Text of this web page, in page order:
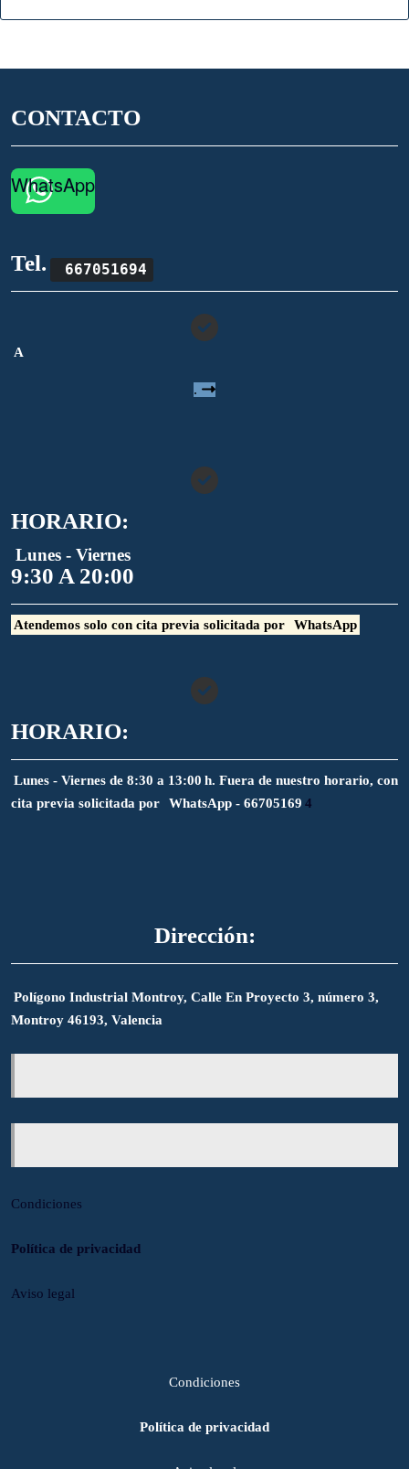
CONTACTO
WhatsApp
Tel. 667051694
A
.
HORARIO:
Lunes - Viernes
9:30 A 20:00
Atendemos solo con cita previa solicitada por WhatsApp
HORARIO:
Lunes - Viernes de 8:30 a 13:00 h. Fuera de nuestro horario, con
cita previa solicitada por
WhatsApp - 66705169 4
Dirección:
Polígono Industrial Montroy, Calle En Proyecto 3, número 3,
Montroy 46193, Valencia
Condiciones
Política de privacidad
Aviso legal
Condiciones
Política de privacidad